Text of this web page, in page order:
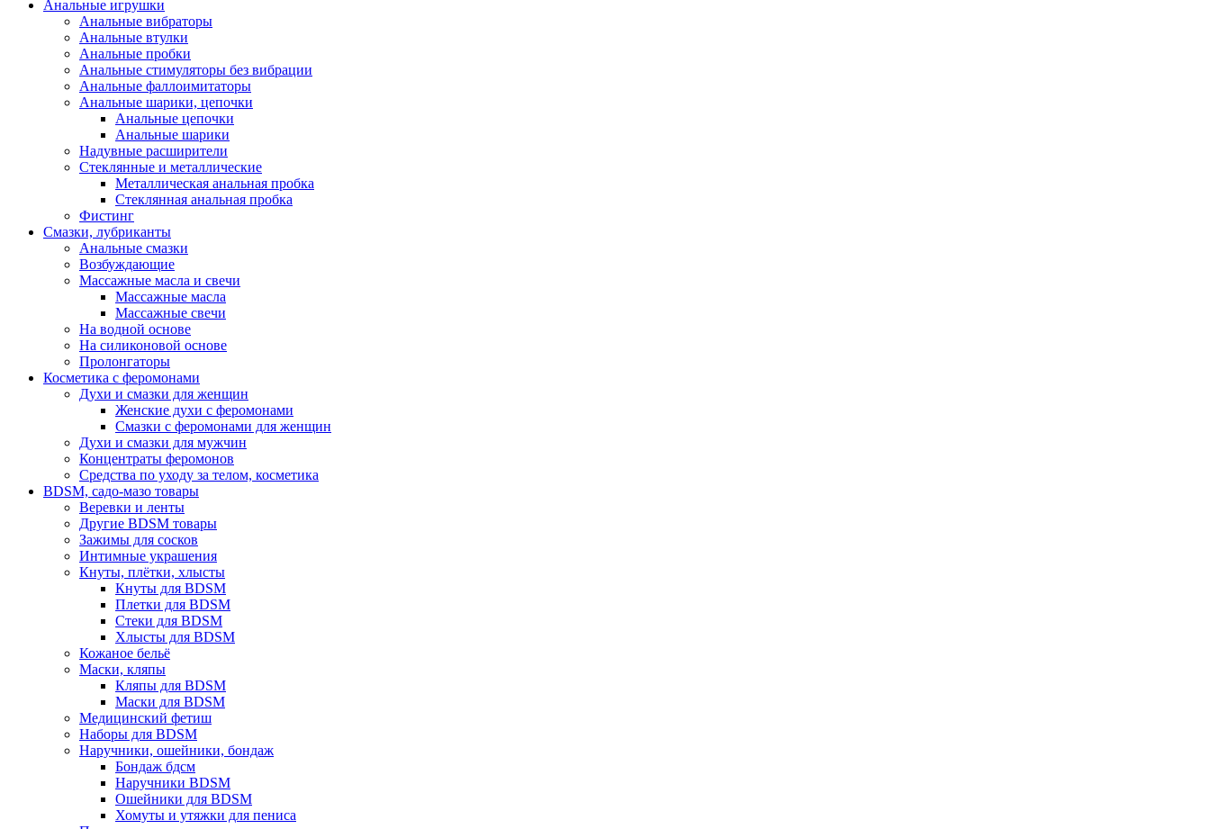
Анальные игрушки
Анальные вибраторы
Анальные втулки
Анальные пробки
Анальные стимуляторы без вибрации
Анальные фаллоимитаторы
Анальные шарики, цепочки
Анальные цепочки
Анальные шарики
Надувные расширители
Стеклянные и металлические
Металлическая анальная пробка
Стеклянная анальная пробка
Фистинг
Смазки, лубриканты
Анальные смазки
Возбуждающие
Массажные масла и свечи
Массажные масла
Массажные свечи
На водной основе
На силиконовой основе
Пролонгаторы
Косметика с феромонами
Духи и смазки для женщин
Женские духи с феромонами
Смазки с феромонами для женщин
Духи и смазки для мужчин
Концентраты феромонов
Средства по уходу за телом, косметика
BDSM, садо-мазо товары
Веревки и ленты
Другие BDSM товары
Зажимы для сосков
Интимные украшения
Кнуты, плётки, хлысты
Кнуты для BDSM
Плетки для BDSM
Стеки для BDSM
Хлысты для BDSM
Кожаное бельё
Маски, кляпы
Кляпы для BDSM
Маски для BDSM
Медицинский фетиш
Наборы для BDSM
Наручники, ошейники, бондаж
Бондаж бдсм
Наручники BDSM
Ошейники для BDSM
Хомуты и утяжки для пениса